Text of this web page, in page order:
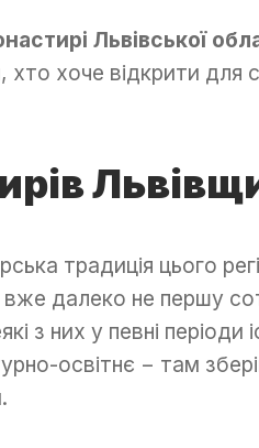
Львівської
хто хоче відкрити
традиція цього
далеко не першу
з них у певні періоди
освітнє − там